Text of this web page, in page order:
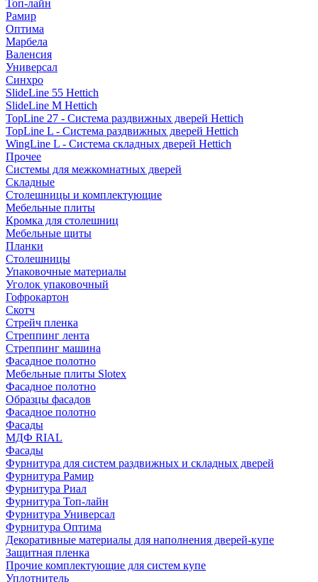
Топ-лайн
Рамир
Оптима
Марбела
Валенсия
Универсал
Синхро
SlideLine 55 Hettich
SlideLine M Hettich
TopLine 27 - Система раздвижных дверей Hettich
TopLine L - Система раздвижных дверей Hettich
WingLine L - Система складных дверей Hettich
Прочее
Системы для межкомнатных дверей
Складные
Столешницы и комплектующие
Мебельные плиты
Кромка для столешниц
Мебельные щиты
Планки
Столешницы
Упаковочные материалы
Уголок упаковочный
Гофрокартон
Скотч
Стрейч пленка
Стреппинг лента
Стреппинг машина
Фасадное полотно
Мебельные плиты Slotex
Фасадное полотно
Образцы фасадов
Фасадное полотно
Фасады
МДФ RIAL
Фасады
Фурнитура для систем раздвижных и складных дверей
Фурнитура Рамир
Фурнитура Риал
Фурнитура Топ-лайн
Фурнитура Универсал
Фурнитура Оптима
Декоративные материалы для наполнения дверей-купе
Защитная пленка
Прочие комплектующие для систем купе
Уплотнитель